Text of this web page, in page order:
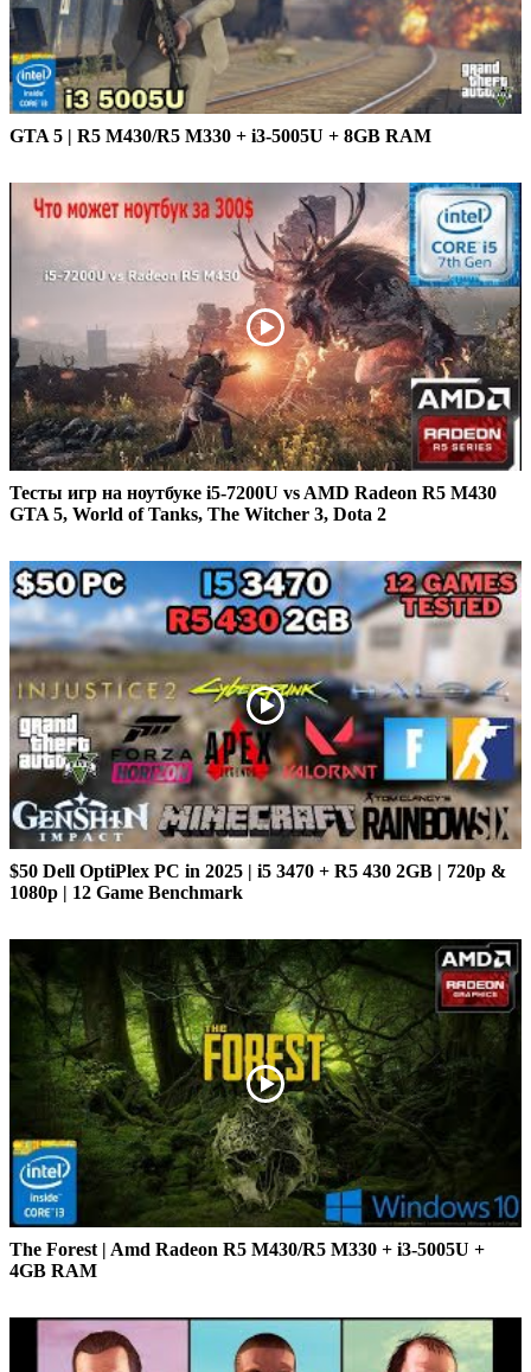
GTA 5 | R5 M430/R5 M330 + i3-5005U + 8GB RAM
Тесты игр на ноутбуке i5-7200U vs AMD Radeon R5 M430
GTA 5, World of Tanks, The Witcher 3, Dota 2
$50 Dell OptiPlex PC in 2025 | i5 3470 + R5 430 2GB | 720p &
1080p | 12 Game Benchmark
The Forest | Amd Radeon R5 M430/R5 M330 + i3-5005U +
4GB RAM